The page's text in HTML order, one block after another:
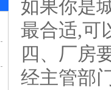
如果你是
最合适,可
四、厂房
经主管部